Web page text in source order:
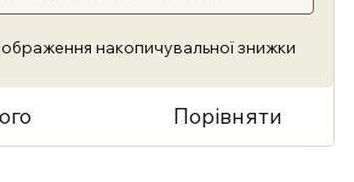
накопичувальної знижки
Порівняти